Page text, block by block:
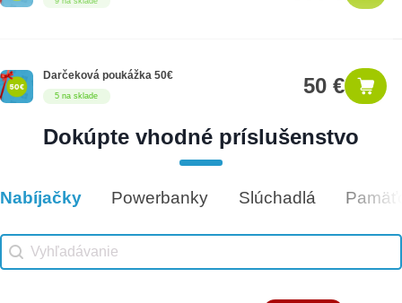
5 na sklade
Darčeková poukážka 50€ 50 €
14 na sklade
Dokúpte vhodné príslušenstvo
Vhodné príslušenstvo
Nabíjačky Powerbanky Slúchadlá
Vhodné príslušenstvo search
Search content